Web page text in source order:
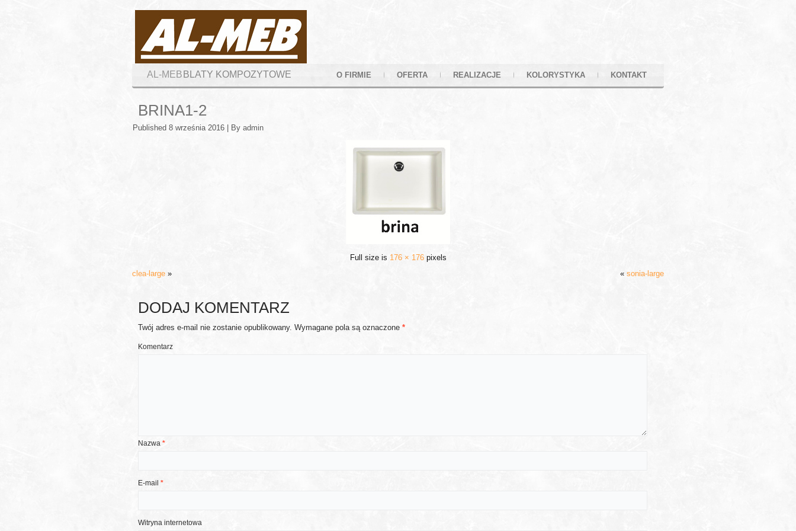
AL-MEB BLATY KOMPOZYTOWE O FIRMIE OFERTA REALIZACJE KOLORYSTYKA KONTAKT
BRINA1-2
Published 8 września 2016 By admin
Full size is 176 × 176pixels
clea-large » « sonia-large
DODAJ KOMENTARZ
Twój adres e-mail nie zostanie opublikowany. Wymagane pola są oznaczone *
Komentarz
Nazwa *
E-mail *
Witryna internetowa